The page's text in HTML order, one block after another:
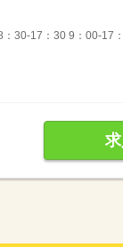
：30-17：30 9：00-17